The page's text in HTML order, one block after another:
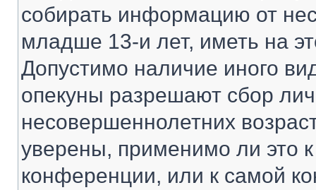
собирать информацию от
младше 13-и лет, иметь на
Допустимо наличие иного
опекуны разрешают сбор
несовершеннолетних
уверены, применимо ли это
конференции, или к самой